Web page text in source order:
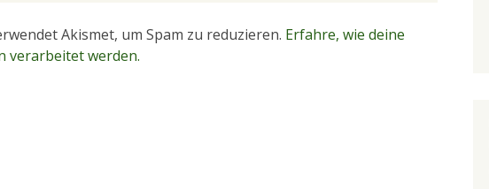
Akismet, um Spam zu reduzieren. Erfahre, wie deine
verarbeitet werden.